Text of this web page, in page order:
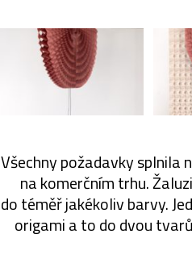
Všechny požadavky splnila
na komerčním trhu.
do téměř jakékoliv barvy.
origami a to do dvou